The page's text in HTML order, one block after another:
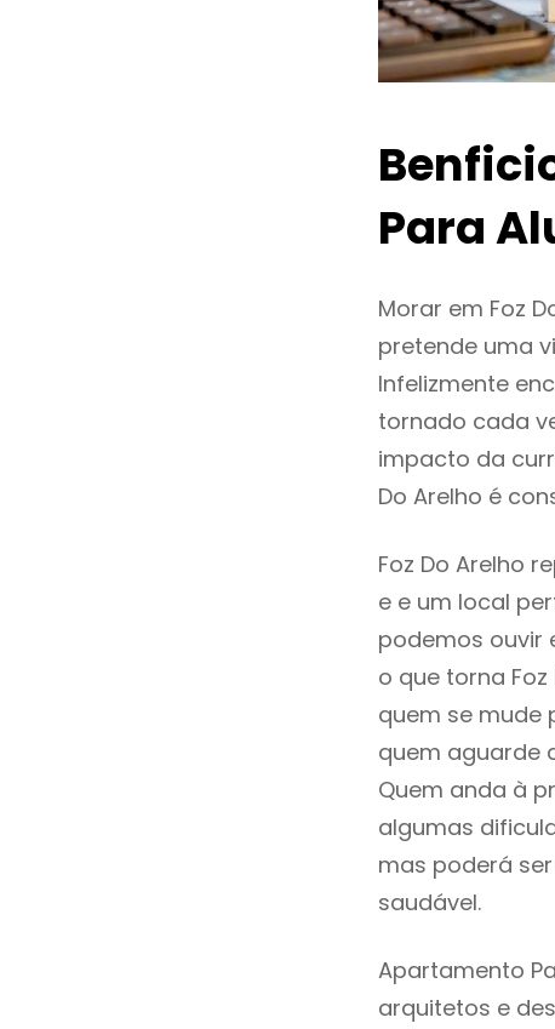
Para
Morar em Foz
pretende uma
Infelizmente
tornado cada
impacto da
Do Arelho é
Foz Do Arelho
e e um local
podemos ouvir
o que torna
quem se mude
quem aguarde
Quem anda à
algumas
mas poderá
saudável.
Apartamento
arquitetos e